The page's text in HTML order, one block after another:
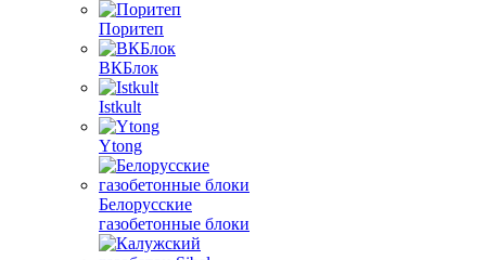
Поритеп
ВКБлок
Istkult
Ytong
Белорусские
газобетонные блоки